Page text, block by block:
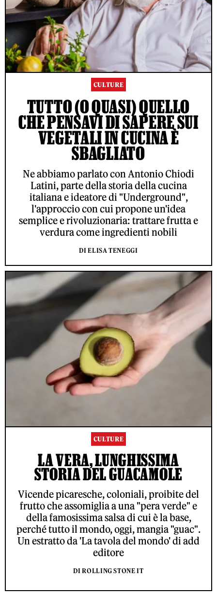
CULTURE
TUTTO (O QUASI) QUELLO
CHE PENSAVI DI SAPERE SUI
VEGETALI IN CUCINA È
SBAGLIATO
Ne abbiamo parlato con Antonio Chiodi
Latini, parte della storia della cucina
italiana e ideatore di "Underground",
l'approccio con cui propone un'idea
semplice e rivoluzionaria: trattare frutta e
verdura come ingredienti nobili
DI ELISA TENEGGI
CULTURE
LA VERA, LUNGHISSIMA
STORIA DEL GUACAMOLE
Vicende picaresche, coloniali, proibite del
frutto che assomiglia a una "pera verde" e
della famosissima salsa di cui è la base,
perché tutto il mondo, oggi, mangia "guac".
Un estratto da 'La tavola del mondo' di add
editore
DI ROLLING STONE IT